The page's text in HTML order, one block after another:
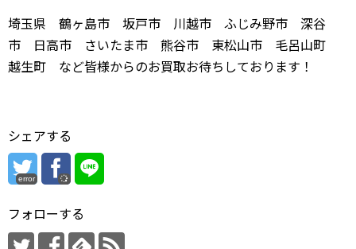
埼玉県 鶴ヶ島市 坂戸市 川越市 ふじみ野市 深谷
市 日高市 さいたま市 熊谷市 東松山市 毛呂山町
越生町 など皆様からのお買取お待ちしております！
シェアする
error
フォローする